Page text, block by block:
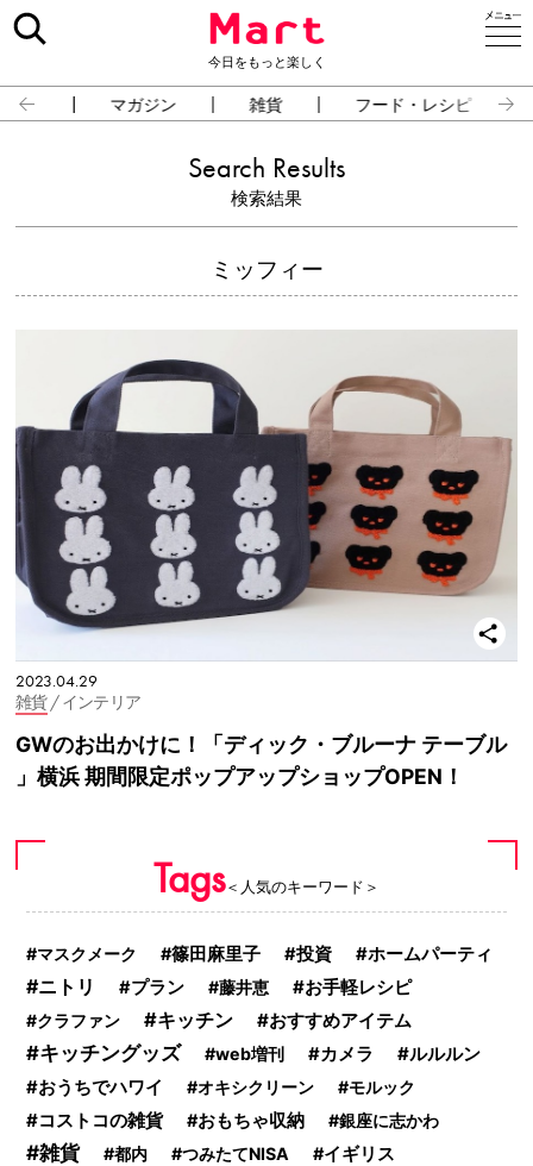
今日をもっと楽しく
占い マガジン 雑貨 フード・レシピ
Search Results
検索結果
ミッフィー
2023.04.29
雑貨/ インテリア
GWのお出かけに！「ディック・ブルーナ テーブル
」横浜 期間限定ポップアップショップOPEN！
Tags＜人気のキーワード＞
マスクメーク 篠田麻里子 投資 ホームパーティ
ニトリ プラン 藤井恵 お手軽レシピ
クラファン キッチン おすすめアイテム
キッチングッズ web増刊 カメラ
ルルルン
おうちでハワイ
オキシクリーン モルック
コストコの雑貨 おもちゃ収納 銀座に志かわ
雑貨 都内 つみたてNISA イギリス